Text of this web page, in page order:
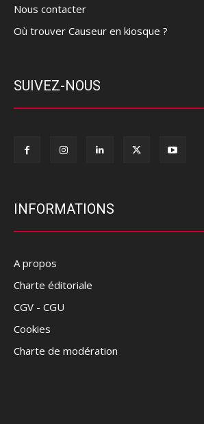
Nous contacter
Où trouver Causeur en kiosque ?
SUIVEZ-NOUS
INFORMATIONS
A propos
Charte éditoriale
CGV - CGU
Cookies
Charte de modération